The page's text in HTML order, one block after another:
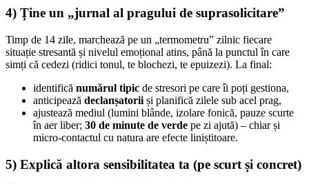
4) Ține un „jurnal al pragului de suprasolicitare”
Timp de 14 zile, marchează pe un „termometru” zilnic fiecare
situație stresantă și nivelul emoțional atins, până la punctul în care
simți că cedezi (ridici tonul, te blochezi, te epuizezi). La final:
identifică numărul tipic de stresori pe care îi poți gestiona,
anticipează declanșatorii și planifică zilele sub acel prag,
ajustează mediul (lumini blânde, izolare fonică, pauze scurte
în aer liber; 30 de minute de verde pe zi ajută) – chiar și
micro-contactul cu natura are efecte liniștitoare.
5) Explică altora sensibilitatea ta (pe scurt și concret)